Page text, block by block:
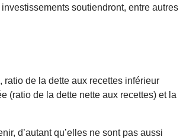
soutiendront, entre autres
de la dette aux recettes inférieur
(ratio de la dette nette aux recettes) et la
d’autant qu’elles ne sont pas aussi